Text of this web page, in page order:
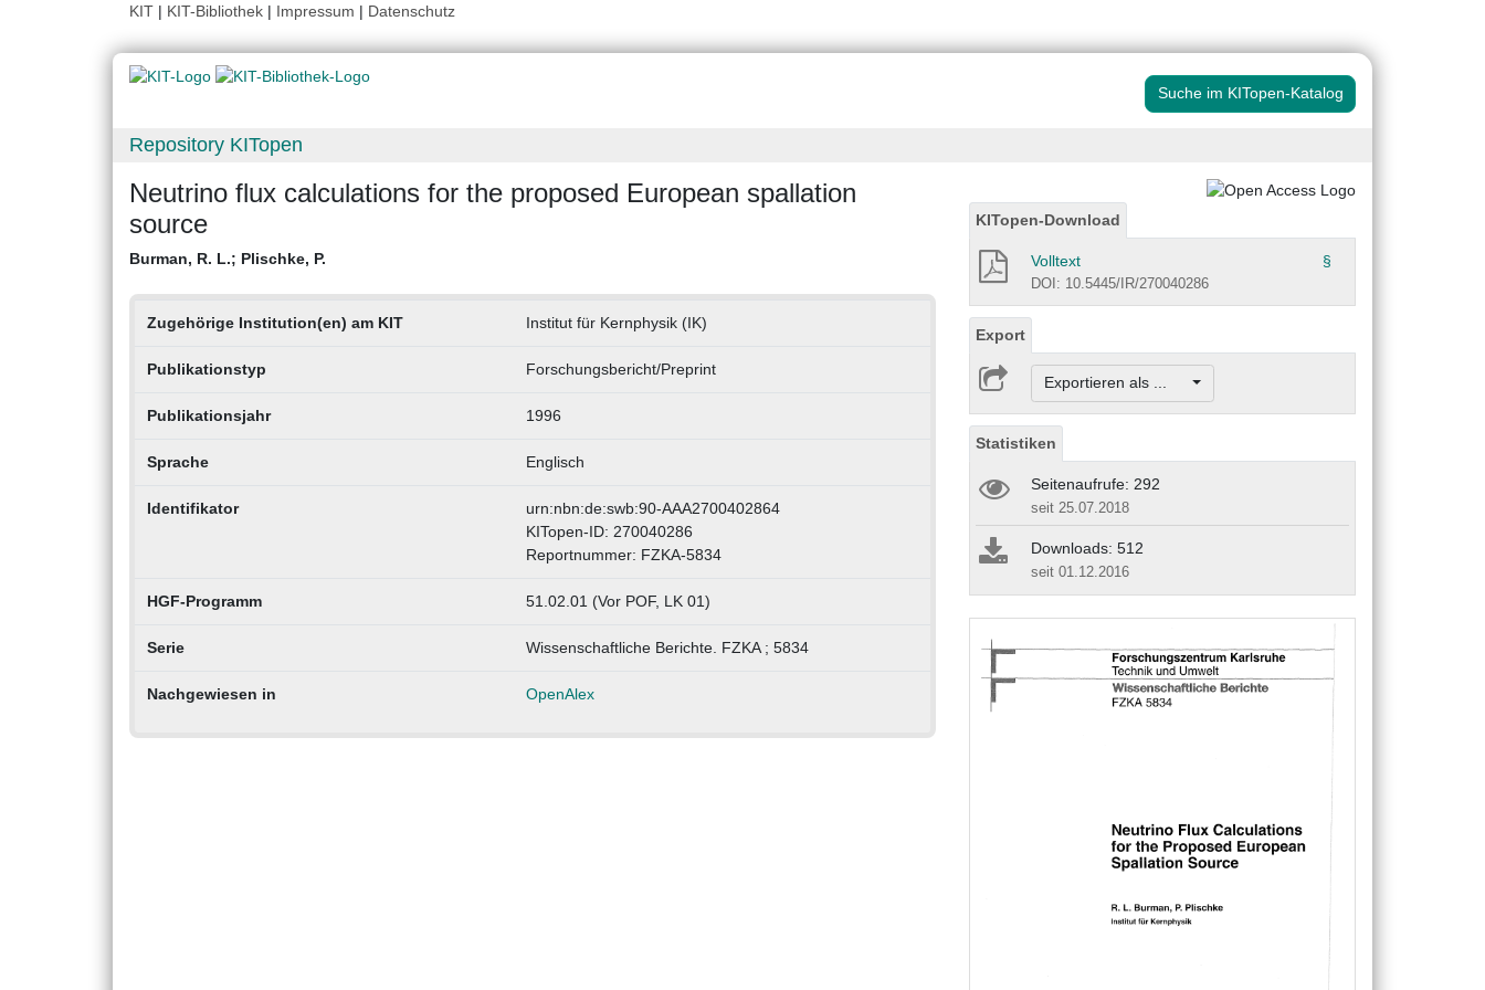
KIT | KIT-Bibliothek | Impressum | Datenschutz
Suche im KITopen-Katalog
Repository KITopen
Neutrino flux calculations for the proposed European spallation
source
Burman, R. L.; Plischke, P.
Zugehörige Institution(en) am KIT Institut für Kernphysik (IK)
Publikationstyp Forschungsbericht/Preprint
Publikationsjahr 1996
Sprache Englisch
Identifikator
urn:nbn:de:swb:90-AAA2700402864
KITopen-ID: 270040286
Reportnummer: FZKA-5834
HGF-Programm 51.02.01 (Vor POF, LK 01)
Serie Wissenschaftliche Berichte. FZKA ; 5834
Nachgewiesen in OpenAlex
KITopen-Download
Volltext §
DOI: 10.5445/IR/270040286
Export
Exportieren als ...
Statistiken
Seitenaufrufe: 292
seit 25.07.2018
Downloads: 512
seit 01.12.2016